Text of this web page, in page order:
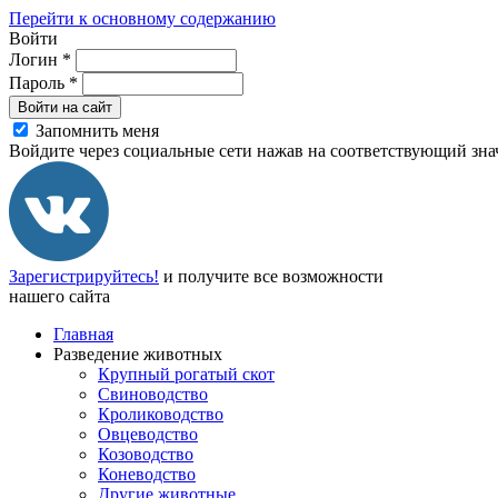
Перейти к основному содержанию
Войти
Логин *
Пароль *
Войти на сайт
Запомнить меня
Войдите через социальные сети нажав на соответствующий
Зарегистрируйтесь! и получите все возможности
нашего сайта
Главная
Разведение животных
Крупный рогатый скот
Свиноводство
Кролиководство
Овцеводство
Козоводство
Коневодство
Другие животные